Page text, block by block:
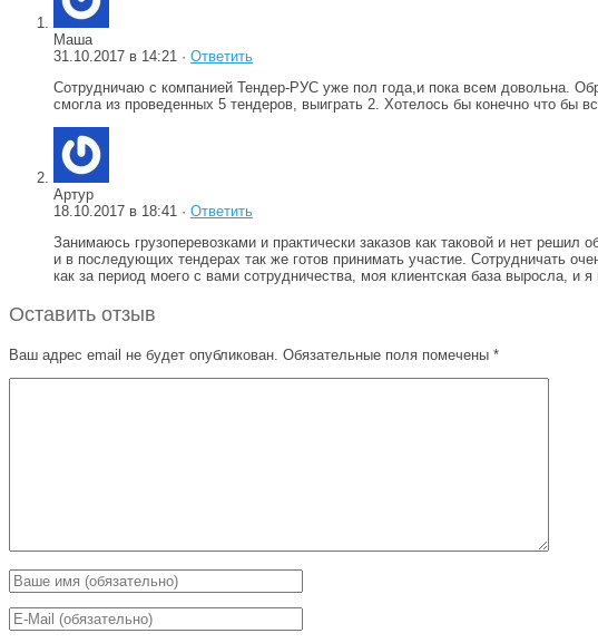
Маша
31.10.2017 в 14:21 · Ответить
Сотрудничаю с компанией Тендер-РУС уже пол года,и пока всем довольна.
смогла из проведенных 5 тендеров, выиграть 2. Хотелось бы конечно что бы
Артур
18.10.2017 в 18:41 · Ответить
Занимаюсь грузоперевозками и практически заказов как таковой и нет
и в последующих тендерах так же готов принимать участие. Сотрудничать
как за период моего с вами сотрудничества, моя клиентская база выросла,
Оставить отзыв
Ваш адрес email не будет опубликован. Обязательные поля помечены *